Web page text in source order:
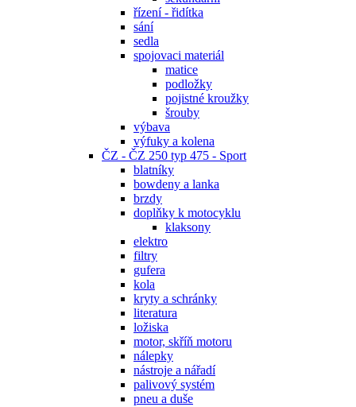
řízení - řidítka
sání
sedla
spojovaci materiál
matice
podložky
pojistné kroužky
šrouby
výbava
výfuky a kolena
ČZ - ČZ 250 typ 475 - Sport
blatníky
bowdeny a lanka
brzdy
doplňky k motocyklu
klaksony
elektro
filtry
gufera
kola
kryty a schránky
literatura
ložiska
motor, skříň motoru
nálepky
nástroje a nářadí
palivový systém
pneu a duše